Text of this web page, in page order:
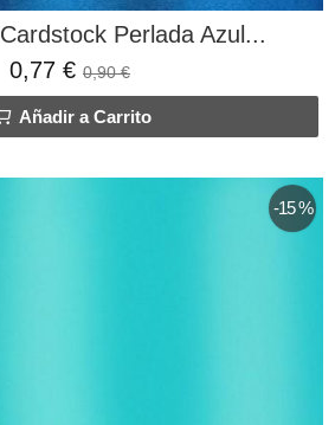
Perlada Azul...
0,77 € 0,90 €
Añadir a Carrito
-15 %